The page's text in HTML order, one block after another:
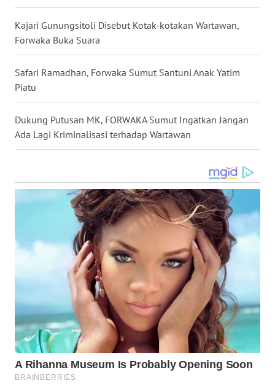
Kajari Gunungsitoli Disebut Kotak-kotakan Wartawan,
Forwaka Buka Suara
Safari Ramadhan, Forwaka Sumut Santuni Anak Yatim
Piatu
Dukung Putusan MK, FORWAKA Sumut Ingatkan Jangan
Ada Lagi Kriminalisasi terhadap Wartawan
GORONTALO
SULUT
WN
MALUKU
WN
WN
DANAU
NIAS
WN
LANGKAT